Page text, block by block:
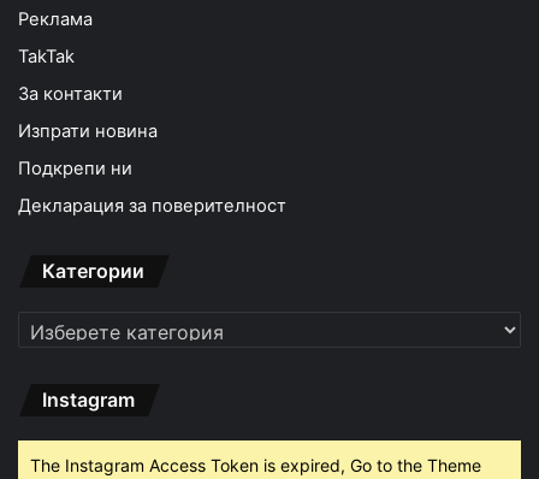
Реклама
TakTak
За контакти
Изпрати новина
Подкрепи ни
Декларация за поверителност
Категории
Категории
Instagram
The Instagram Access Token is expired, Go to the Theme